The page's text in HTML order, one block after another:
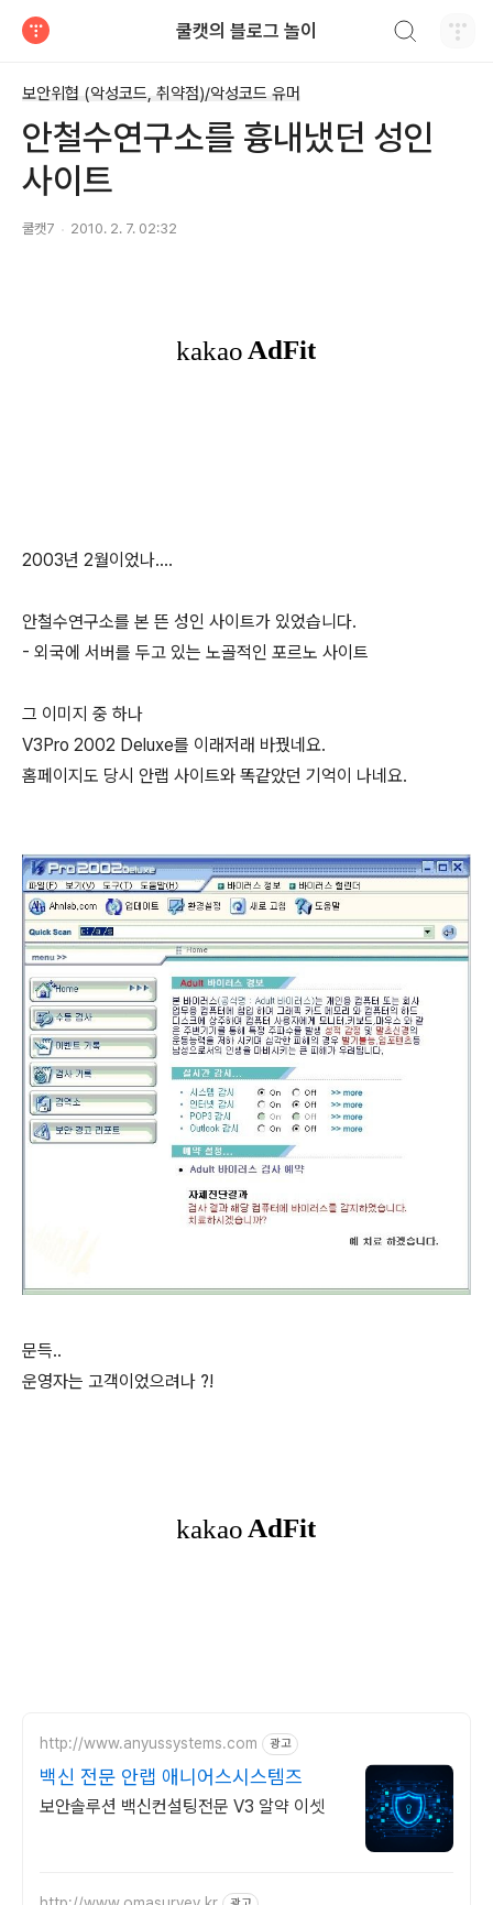
쿨캣의 블로그 놀이
보안위협 (악성코드, 취약점)/악성코드 유머
안철수연구소를 흉내냈던 성인
사이트
쿨캣7 2010. 2. 7. 02:32
2003년 2월이었나....
안철수연구소를 본 뜬 성인 사이트가 있었습니다.
- 외국에 서버를 두고 있는 노골적인 포르노 사이트
그 이미지 중 하나
V3Pro 2002 Deluxe를 이래저래 바꿨네요.
홈페이지도 당시 안랩 사이트와 똑같았던 기억이 나네요.
문득..
운영자는 고객이었으려나 ?!
http://www.anyussystems.com 광고
백신 전문 안랩 애니어스시스템즈
보안솔루션 백신컨설팅전문 V3 알약 이셋